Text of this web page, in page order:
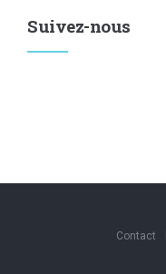
Suivez-nous
Contact